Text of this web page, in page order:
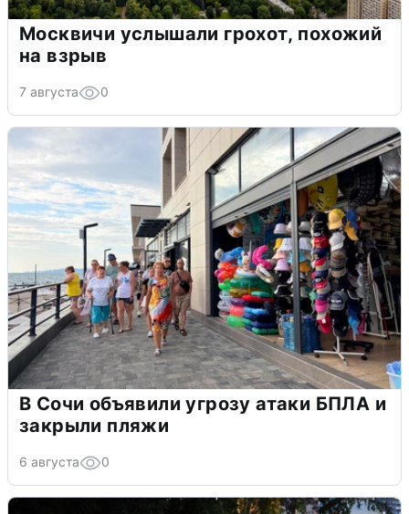
Москвичи услышали грохот, похожий
на взрыв
7 августа 0
В Сочи объявили угрозу атаки БПЛА и
закрыли пляжи
6 августа 0